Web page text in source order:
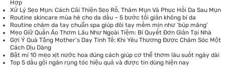
Hợp
Xử Lý Sẹo Mụn: Cách Cải Thiện Sẹo Rỗ, Thâm Mụn Và Phục Hồi Da Sau Mụn
Routine skincare mùa hè cho da dầu – 5 bước tối giản không bí da
Routine chăm da tay chuẩn spa giúp đôi tay mềm mịn như ‘búp măng’
Mẹo Giữ Quần Áo Thơm Lâu Như Ngoài Tiệm: Bí Quyết Đơn Giản Tại Nhà
Gợi Ý Quà Tặng Mother’s Day Tinh Tế: Khi Yêu Thương Được Chăm Sóc Một
Cách Dịu Dàng
Bật mí 10 mẹo xịt nước hoa đúng cách giúp cơ thể thơm lâu suốt ngày dài
Top 5 dầu gội ngăn rụng tóc hiệu quả và được tin dùng hiện nay